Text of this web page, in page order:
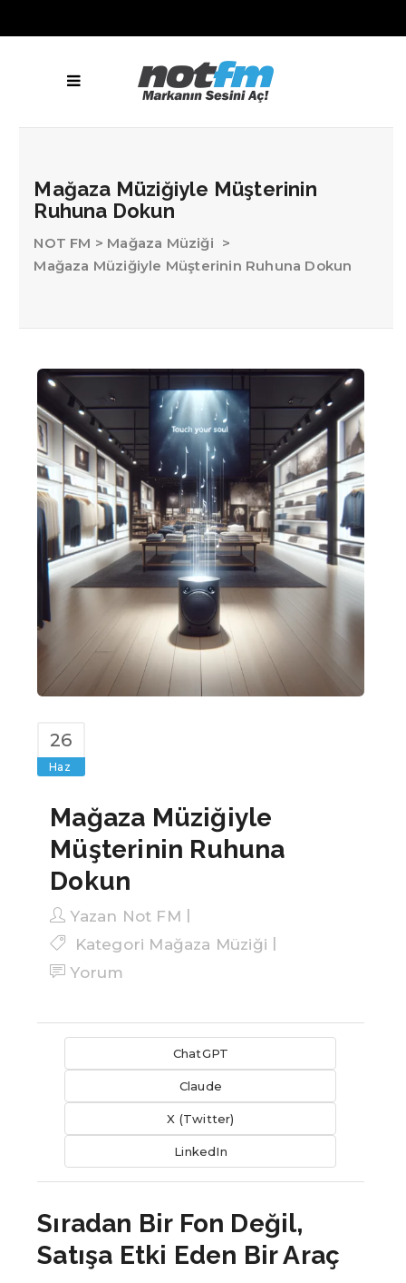
Mağaza Müziğiyle Müşterinin
Ruhuna Dokun
NOT FM > Mağaza Müziği >
Mağaza Müziğiyle Müşterinin Ruhuna Dokun
26
Haz
Mağaza Müziğiyle
Müşterinin Ruhuna
Dokun
Yazan Not FM
Kategori Mağaza Müziği
Yorum
ChatGPT
Claude
X (Twitter)
LinkedIn
Sıradan Bir Fon Değil,
Satışa Etki Eden Bir Araç